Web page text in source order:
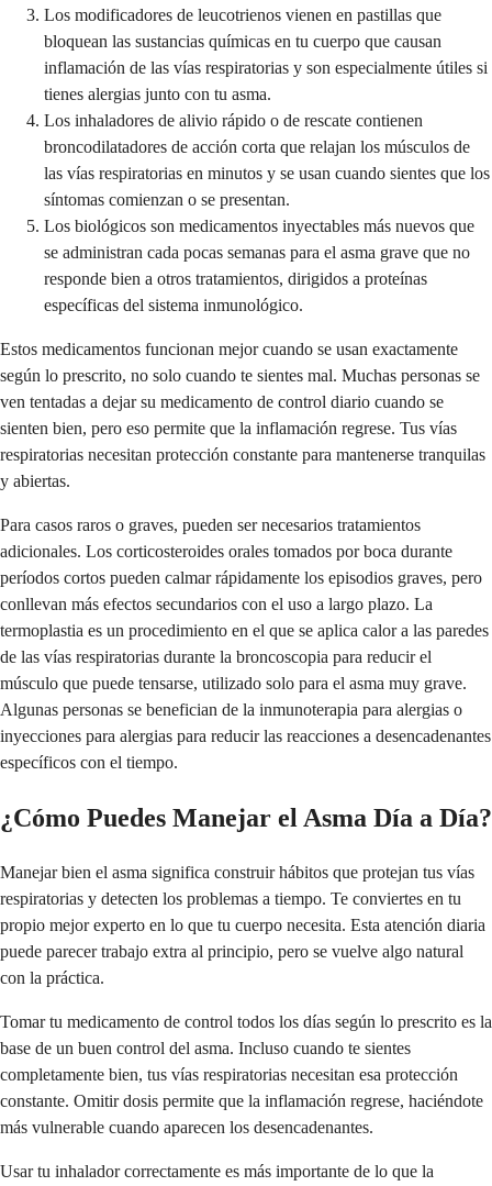
Los modificadores de leucotrienos vienen en pastillas que
bloquean las sustancias químicas en tu cuerpo que causan
inflamación de las vías respiratorias y son especialmente útiles si
tienes alergias junto con tu asma.
Los inhaladores de alivio rápido o de rescate contienen
broncodilatadores de acción corta que relajan los músculos de
las vías respiratorias en minutos y se usan cuando sientes que los
síntomas comienzan o se presentan.
Los biológicos son medicamentos inyectables más nuevos que
se administran cada pocas semanas para el asma grave que no
responde bien a otros tratamientos, dirigidos a proteínas
específicas del sistema inmunológico.
Estos medicamentos funcionan mejor cuando se usan exactamente
según lo prescrito, no solo cuando te sientes mal. Muchas personas se
ven tentadas a dejar su medicamento de control diario cuando se
sienten bien, pero eso permite que la inflamación regrese. Tus vías
respiratorias necesitan protección constante para mantenerse tranquilas
y abiertas.
Para casos raros o graves, pueden ser necesarios tratamientos
adicionales. Los corticosteroides orales tomados por boca durante
períodos cortos pueden calmar rápidamente los episodios graves, pero
conllevan más efectos secundarios con el uso a largo plazo. La
termoplastia es un procedimiento en el que se aplica calor a las paredes
de las vías respiratorias durante la broncoscopia para reducir el
músculo que puede tensarse, utilizado solo para el asma muy grave.
Algunas personas se benefician de la inmunoterapia para alergias o
inyecciones para alergias para reducir las reacciones a desencadenantes
específicos con el tiempo.
¿Cómo Puedes Manejar el Asma Día a Día?
Manejar bien el asma significa construir hábitos que protejan tus vías
respiratorias y detecten los problemas a tiempo. Te conviertes en tu
propio mejor experto en lo que tu cuerpo necesita. Esta atención diaria
puede parecer trabajo extra al principio, pero se vuelve algo natural
con la práctica.
Tomar tu medicamento de control todos los días según lo prescrito es la
base de un buen control del asma. Incluso cuando te sientes
completamente bien, tus vías respiratorias necesitan esa protección
constante. Omitir dosis permite que la inflamación regrese, haciéndote
más vulnerable cuando aparecen los desencadenantes.
Usar tu inhalador correctamente es más importante de lo que la